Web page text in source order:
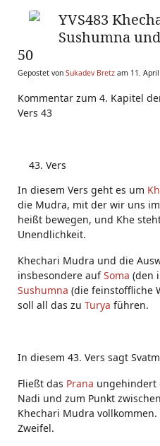
YVS483
Sushumna
50
Gepostet von Sukadev Bretz am 11.
Kommentar zum 4. Kapitel
Vers 43
Vers
In diesem Vers geht es um
die Mudra, mit der wir uns
heißt bewegen, und Khe
Unendlichkeit.
Khechari Mudra und die
insbesondere aufSoma (den
Sushumna (die feinstoffliche
soll all das zu Turya führen.
In diesem 43. Vers sagt
Fließt das Prana ungehindert
Nadi und zum Punkt
Khechari Mudra
Zweifel.